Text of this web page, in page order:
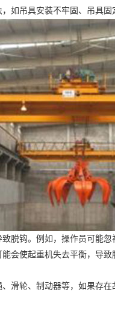
如吊具安装不牢固、吊具固
钩。例如，操作员可能忽
会使起重机失去平衡，导致
轮、制动器等，如果存在